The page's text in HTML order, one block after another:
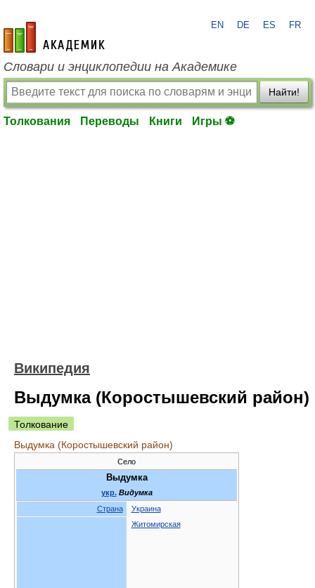
academic.ru
EN DE ES FR
Словари и энциклопедии на Академике
Найти!
Толкования Переводы Книги Игры ⚽
Википедия
Выдумка (Коростышевский район)
Толкование
Выдумка (Коростышевский район)
Село
Выдумка
укр. Видумка
Страна
Украина
Житомирская